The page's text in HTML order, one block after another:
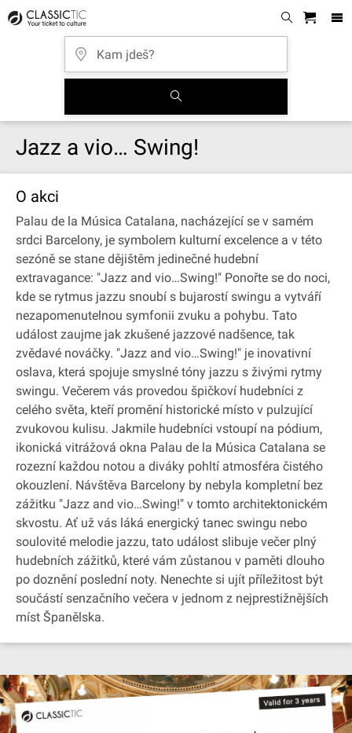
Jazz a vio… Swing!
O akci
Palau de la Música Catalana, nacházející se v samém
srdci Barcelony, je symbolem kulturní excelence a v této
sezóně se stane dějištěm jedinečné hudební
extravagance: "Jazz and vio…Swing!" Ponořte se do noci,
kde se rytmus jazzu snoubí s bujarostí swingu a vytváří
nezapomenutelnou symfonii zvuku a pohybu. Tato
událost zaujme jak zkušené jazzové nadšence, tak
zvědavé nováčky. "Jazz and vio…Swing!" je inovativní
oslava, která spojuje smyslné tóny jazzu s živými rytmy
swingu. Večerem vás provedou špičkoví hudebníci z
celého světa, kteří promění historické místo v pulzující
zvukovou kulisu. Jakmile hudebníci vstoupí na pódium,
ikonická vitrážová okna Palau de la Música Catalana se
rozezní každou notou a diváky pohltí atmosféra čistého
okouzlení. Návštěva Barcelony by nebyla kompletní bez
zážitku "Jazz and vio…Swing!" v tomto architektonickém
skvostu. Ať už vás láká energický tanec swingu nebo
soulovité melodie jazzu, tato událost slibuje večer plný
hudebních zážitků, které vám zůstanou v paměti dlouho
po doznění poslední noty. Nenechte si ujít příležitost být
součástí senzačního večera v jednom z nejprestižnějších
míst Španělska.